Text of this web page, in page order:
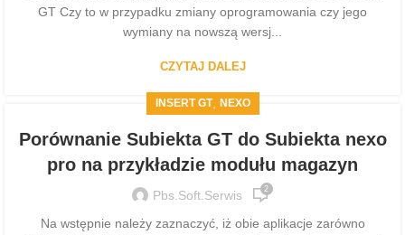
GT Czy to w przypadku zmiany oprogramowania czy jego
wymiany na nowszą wersj...
CZYTAJ DALEJ
INSERT GT, NEXO
Porównanie Subiekta GT do Subiekta nexo
pro na przykładzie modułu magazyn
Pbs.soft.serwis 2
Na wstępnie należy zaznaczyć, iż obie aplikacje zarówno